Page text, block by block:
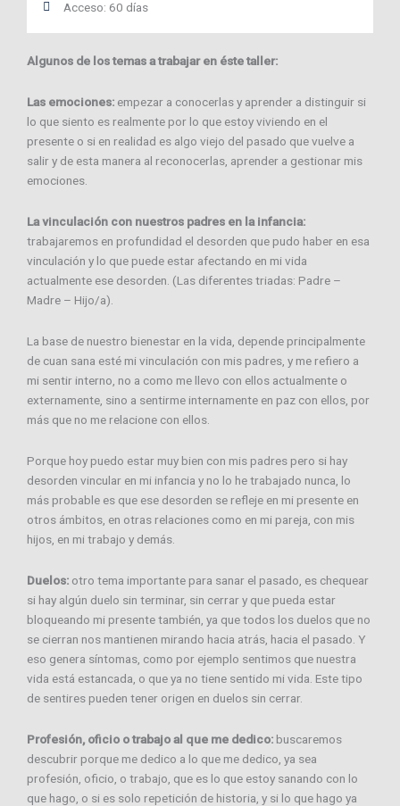
Acceso: 60 días
Algunos de los temas a trabajar en éste taller:
Las emociones: empezar a conocerlas y aprender a distinguir si
lo que siento es realmente por lo que estoy viviendo en el
presente o si en realidad es algo viejo del pasado que vuelve a
salir y de esta manera al reconocerlas, aprender a gestionar mis
emociones.
La vinculación con nuestros padres en la infancia:
trabajaremos en profundidad el desorden que pudo haber en esa
vinculación y lo que puede estar afectando en mi vida
actualmente ese desorden. (Las diferentes triadas: Padre –
Madre – Hijo/a).
La base de nuestro bienestar en la vida, depende principalmente
de cuan sana esté mi vinculación con mis padres, y me refiero a
mi sentir interno, no a como me llevo con ellos actualmente o
externamente, sino a sentirme internamente en paz con ellos, por
más que no me relacione con ellos.
Porque hoy puedo estar muy bien con mis padres pero si hay
desorden vincular en mi infancia y no lo he trabajado nunca, lo
más probable es que ese desorden se refleje en mi presente en
otros ámbitos, en otras relaciones como en mi pareja, con mis
hijos, en mi trabajo y demás.
Duelos: otro tema importante para sanar el pasado, es chequear
si hay algún duelo sin terminar, sin cerrar y que pueda estar
bloqueando mi presente también, ya que todos los duelos que no
se cierran nos mantienen mirando hacia atrás, hacia el pasado. Y
eso genera síntomas, como por ejemplo sentimos que nuestra
vida está estancada, o que ya no tiene sentido mi vida. Este tipo
de sentires pueden tener origen en duelos sin cerrar.
Profesión, oficio o trabajo al que me dedico: buscaremos
descubrir porque me dedico a lo que me dedico, ya sea
profesión, oficio, o trabajo, que es lo que estoy sanando con lo
que hago, o si es solo repetición de historia, y si lo que hago ya